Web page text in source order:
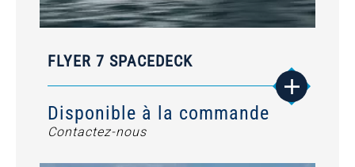
FLYER 7 SPACEDECK
Disponible à la commande
Contactez-nous